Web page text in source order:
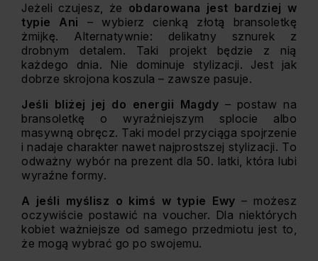
Jeżeli czujesz, że obdarowana jest bardziej w
typie Ani – wybierz cienką złotą bransoletkę
żmijkę. Alternatywnie: delikatny sznurek z
drobnym detalem. Taki projekt będzie z nią
każdego dnia. Nie dominuje stylizacji. Jest jak
dobrze skrojona koszula – zawsze pasuje.
Jeśli bliżej jej do energii Magdy – postaw na
bransoletkę o wyraźniejszym splocie albo
masywną obręcz. Taki model przyciąga spojrzenie
i nadaje charakter nawet najprostszej stylizacji. To
odważny wybór na prezent dla 50. latki, która lubi
wyraźne formy.
A jeśli myślisz o kimś w typie Ewy– możesz
oczywiście postawić na voucher. Dla niektórych
kobiet ważniejsze od samego przedmiotu jest to,
że mogą wybrać go po swojemu.